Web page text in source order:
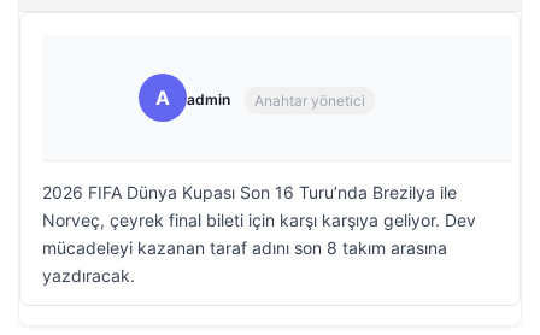
A admin Anahtar yönetici
2026 FIFA Dünya Kupası Son 16 Turu’nda Brezilya ile
Norveç, çeyrek final bileti için karşı karşıya geliyor. Dev
mücadeleyi kazanan taraf adını son 8 takım arasına
yazdıracak.